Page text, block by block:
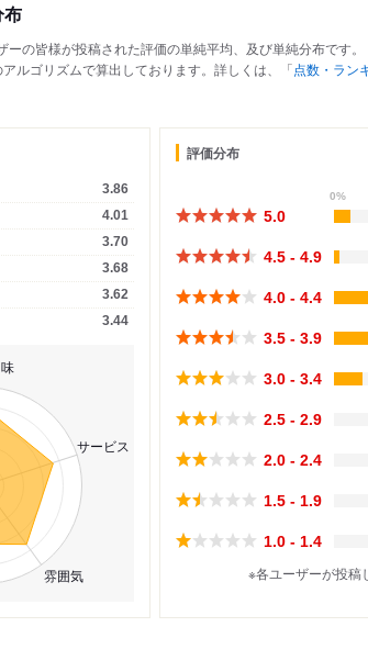
布
の皆様が投稿された評価の単純平均、及び単純分布です。
ルゴリズムで算出しております。詳しくは、「点数・ラン
3.86
4.01
3.70
3.68
3.62
3.44
サービス
雰囲気
評価分布
0%
5.0
4.5 - 4.9
4.0 - 4.4
3.5 - 3.9
3.0 - 3.4
2.5 - 2.9
2.0 - 2.4
1.5 - 1.9
1.0 - 1.4
※各ユーザーが投稿